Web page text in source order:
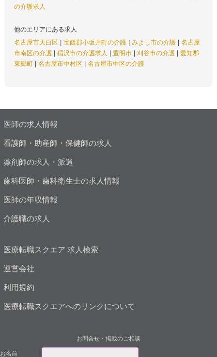
の介護求人
他のエリアにある求人
名古屋市天白区
宝飯郡小坂井町の介護 みよし市の介護
名古屋
市南区の介護
稲沢市の介護求人 豊明市 刈谷市の介護
愛知郡
東郷町
名古屋市中村区 名古屋市中区の介護
医師の求人情報
看護師・助産師・保健師の求人
薬剤師の求人・派遣
歯科医師・歯科衛生士の求人情報
医師の年収情報
介護職の求人
医療転職スクエア 求人検索
運営会社
利用規約
医療転職スクエアへのリンクについて
お問合せ・掲載のご相談
お名前